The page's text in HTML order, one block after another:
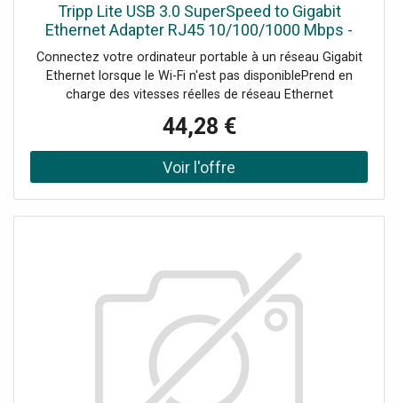
Tripp Lite USB 3.0 SuperSpeed to Gigabit
Ethernet Adapter RJ45 10/100/1000 Mbps -
adaptateur réseau - USB 3.0 - Gigabit Ethernet
Connectez votre ordinateur portable à un réseau Gigabit
Ethernet lorsque le Wi-Fi n'est pas disponiblePrend en
charge des vitesses réelles de réseau Ethernet
transferts de données importants sans compromettre la
qualité du signalDes voyants de diagnostic à LED indiquent
lorsque vous êtes connecté à un réseau et lorsque des
données sont en cours de transfert.La capacité Plug-and-
transférer rapidement des fichiers n'importe où
L'adaptateur USB 3.0 Ethernet Tripp Lite U336-000-R
permet à votre ordinateur de se connecter
instantanément à un réseau 10/100/1000 Mbit/s grâce à
un port USB : aucun besoin d'ouvrir le boîtier de votre
ordinateur pour ajouter une carte Ethernet interne La
conformité de l'adaptateur avec USB 3.0 (5 Gbit/s)
garantit une vitesse réseau 10/100/1000 Mbit/s réelle
44,28 €